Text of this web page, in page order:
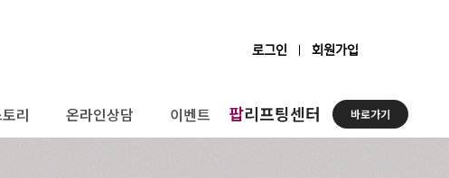
로그인 회원가입
리 온라인상담 이벤트 팝리프팅센터 바로가기